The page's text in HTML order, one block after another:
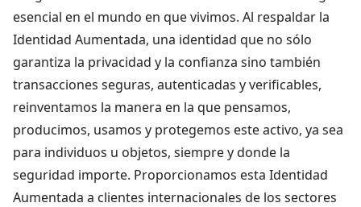
esencial en el mundo en que vivimos. Al respaldar la
Identidad Aumentada, una identidad que no sólo
garantiza la privacidad y la confianza sino también
transacciones seguras, autenticadas y verificables,
reinventamos la manera en la que pensamos,
producimos, usamos y protegemos este activo, ya sea
para individuos u objetos, siempre y donde la
seguridad importe. Proporcionamos esta Identidad
Aumentada a clientes internacionales de los sectores